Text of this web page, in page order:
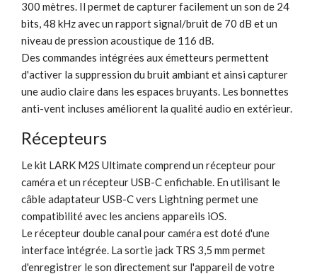
300 mètres. Il permet de capturer facilement un son de 24
bits, 48 ​​kHz avec un rapport signal/bruit de 70 dB et un
niveau de pression acoustique de 116 dB.
Des commandes intégrées aux émetteurs permettent
d'activer la suppression du bruit ambiant et ainsi capturer
une audio claire dans les espaces bruyants. Les bonnettes
anti-vent incluses améliorent la qualité audio en extérieur.
Récepteurs
Le kit LARK M2S Ultimate comprend un récepteur pour
caméra et un récepteur USB-C enfichable. En utilisant le
câble adaptateur USB-C vers Lightning permet une
compatibilité avec les anciens appareils iOS.
Le récepteur double canal pour caméra est doté d'une
interface intégrée. La sortie jack TRS 3,5 mm permet
d'enregistrer le son directement sur l'appareil de votre